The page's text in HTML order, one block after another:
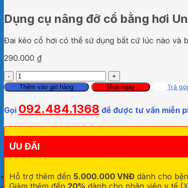
Dụng cụ nâng đỡ cổ bằng hơi
Đai kéo cổ hơi có thể sử dụng bất cứ lúc nào và
290.000 ₫
Dụng
cụ
nâng
đỡ
cổ
Unicare
B-
số
lượng
Thêm vào giỏ hàng Mua ngay Trả
Gọi 092.484.1368 để được tư vấn miễn
ƯU ĐÃI
Hỗ trợ thêm đến 5.000.000 VNĐ dành cho
Giảm thêm đến 20% dành cho nhân viên y tế (